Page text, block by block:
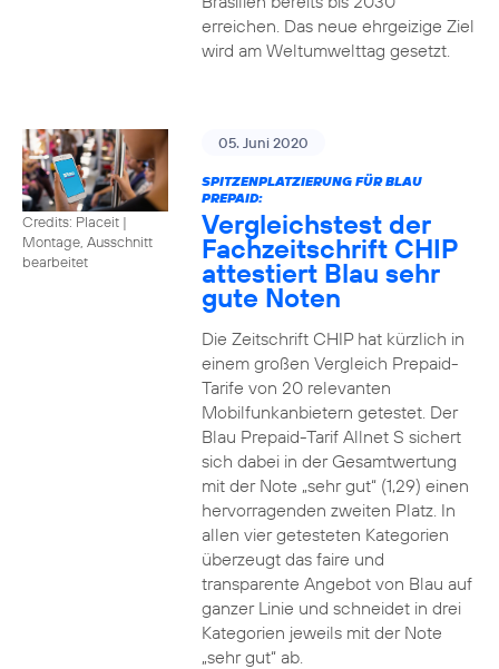
erreichen. Das neue ehrgeizige Ziel
wird am Weltumwelttag gesetzt.
Credits: Placeit |
Montage, Ausschnitt
bearbeitet
05. Juni 2020
SPITZENPLATZIERUNG FÜR BLAU
PREPAID:
Vergleichstest der
Fachzeitschrift CHIP
attestiert Blau sehr
gute Noten
Die Zeitschrift CHIP hat kürzlich in
einem großen Vergleich Prepaid-
Tarife von 20 relevanten
Mobilfunkanbietern getestet. Der
Blau Prepaid-Tarif Allnet S sichert
sich dabei in der Gesamtwertung
mit der Note „sehr gut“ (1,29) einen
hervorragenden zweiten Platz. In
allen vier getesteten Kategorien
überzeugt das faire und
transparente Angebot von Blau auf
ganzer Linie und schneidet in drei
Kategorien jeweils mit der Note
„sehr gut“ ab.